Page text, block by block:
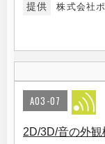
提供 株式会社
A03-07
2D/3D/音の外